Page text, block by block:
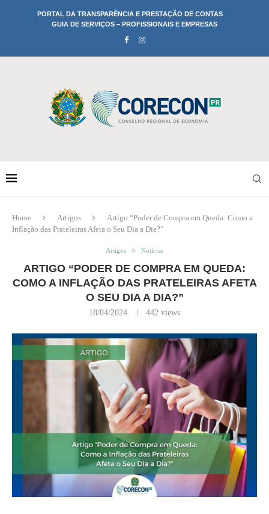
PORTAL DA TRANSPARÊNCIA E PRESTAÇÃO DE CONTAS
GUIA DE SERVIÇOS – PROFISSIONAIS E EMPRESAS
Home Artigos
Artigo “Poder de Compra em Queda: Como a
Inflação das Prateleiras Afeta o Seu Dia a Dia?”
Artigos Notícias
ARTIGO “PODER DE COMPRA EM QUEDA:
COMO A INFLAÇÃO DAS PRATELEIRAS AFETA
O SEU DIA A DIA?”
18/04/2024 442 views